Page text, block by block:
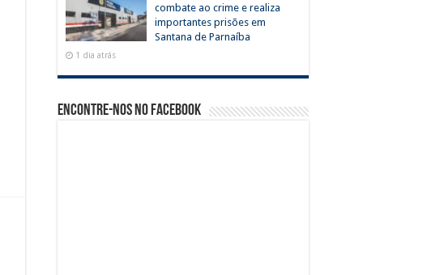
combate ao crime e realiza
importantes prisões em
Santana de Parnaíba
1 dia atrás
Encontre-nos no Facebook